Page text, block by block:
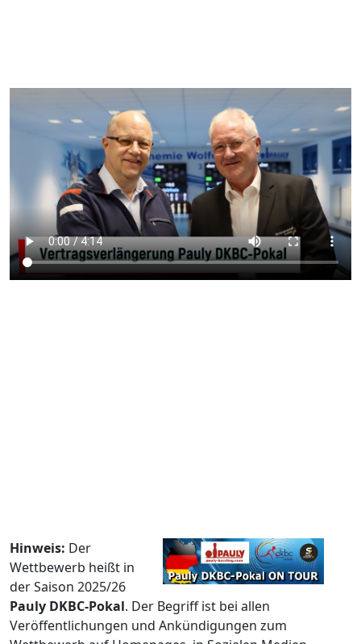
Hinweis: Der
Wettbewerb heißt in
der Saison 2025/26
Pauly DKBC-Pokal. Der Begriff ist bei allen
Veröffentlichungen und Ankündigungen zum